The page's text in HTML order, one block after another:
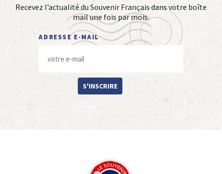
Recevez l’actualité du Souvenir Français dans votre boîte
mail une fois par mois.
ADRESSE E-MAIL
S'INSCRIRE